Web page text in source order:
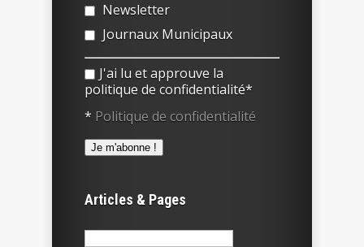
Newsletter
Journaux Municipaux
J'ai lu et approuve la
politique de confidentialité*
* Politique de confidentialité
Articles & Pages
Rechercher :